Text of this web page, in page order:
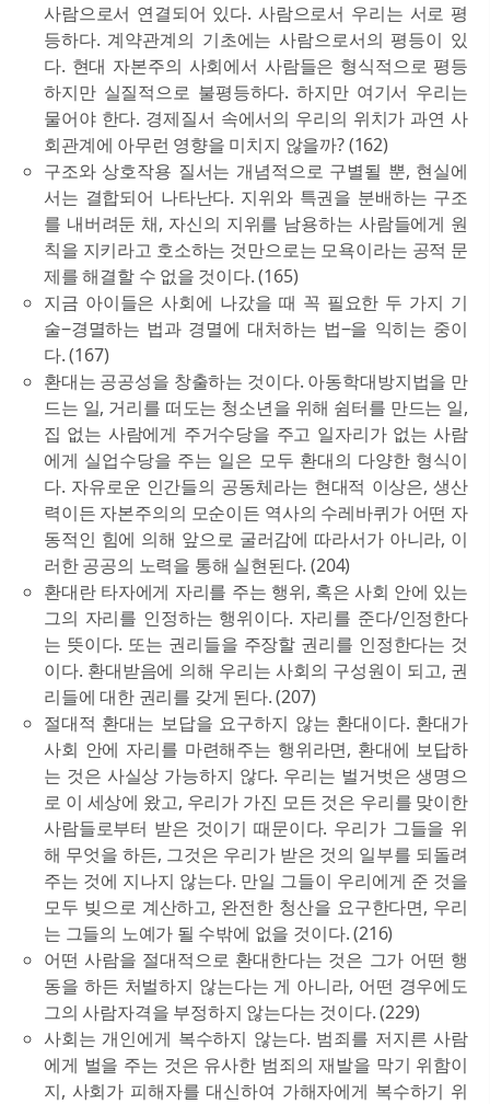
사람으로서 연결되어 있다. 사람으로서 우리는 서로 평
등하다. 계약관계의 기초에는 사람으로서의 평등이 있
다. 현대 자본주의 사회에서 사람들은 형식적으로 평등
하지만 실질적으로 불평등하다. 하지만 여기서 우리는
물어야 한다. 경제질서 속에서의 우리의 위치가 과연 사
회관계에 아무런 영향을 미치지 않을까? (162)
구조와 상호작용 질서는 개념적으로 구별될 뿐, 현실에
서는 결합되어 나타난다. 지위와 특권을 분배하는 구조
를 내버려둔 채, 자신의 지위를 남용하는 사람들에게 원
칙을 지키라고 호소하는 것만으로는 모욕이라는 공적 문
제를 해결할 수 없을 것이다. (165)
지금 아이들은 사회에 나갔을 때 꼭 필요한 두 가지 기
술‒경멸하는 법과 경멸에 대처하는 법‒을 익히는 중이
다. (167)
환대는 공공성을 창출하는 것이다. 아동학대방지법을 만
드는 일, 거리를 떠도는 청소년을 위해 쉼터를 만드는 일,
집 없는 사람에게 주거수당을 주고 일자리가 없는 사람
에게 실업수당을 주는 일은 모두 환대의 다양한 형식이
다. 자유로운 인간들의 공동체라는 현대적 이상은, 생산
력이든 자본주의의 모순이든 역사의 수레바퀴가 어떤 자
동적인 힘에 의해 앞으로 굴러감에 따라서가 아니라, 이
러한 공공의 노력을 통해 실현된다. (204)
환대란 타자에게 자리를 주는 행위, 혹은 사회 안에 있는
그의 자리를 인정하는 행위이다. 자리를 준다/인정한다
는 뜻이다. 또는 권리들을 주장할 권리를 인정한다는 것
이다. 환대받음에 의해 우리는 사회의 구성원이 되고, 권
리들에 대한 권리를 갖게 된다. (207)
절대적 환대는 보답을 요구하지 않는 환대이다. 환대가
사회 안에 자리를 마련해주는 행위라면, 환대에 보답하
는 것은 사실상 가능하지 않다. 우리는 벌거벗은 생명으
로 이 세상에 왔고, 우리가 가진 모든 것은 우리를 맞이한
사람들로부터 받은 것이기 때문이다. 우리가 그들을 위
해 무엇을 하든, 그것은 우리가 받은 것의 일부를 되돌려
주는 것에 지나지 않는다. 만일 그들이 우리에게 준 것을
모두 빚으로 계산하고, 완전한 청산을 요구한다면, 우리
는 그들의 노예가 될 수밖에 없을 것이다. (216)
어떤 사람을 절대적으로 환대한다는 것은 그가 어떤 행
동을 하든 처벌하지 않는다는 게 아니라, 어떤 경우에도
그의 사람자격을 부정하지 않는다는 것이다. (229)
사회는 개인에게 복수하지 않는다. 범죄를 저지른 사람
에게 벌을 주는 것은 유사한 범죄의 재발을 막기 위함이
지, 사회가 피해자를 대신하여 가해자에게 복수하기 위